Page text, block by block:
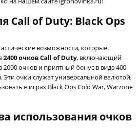
Call of Duty: Black Ops
возможности, которые
2400 очков Call of Duty, включающий
очков и приятный бонус в виде 400
очки служат универсальной валютой,
в играх Black Ops Cold War, Warzone
использования очков